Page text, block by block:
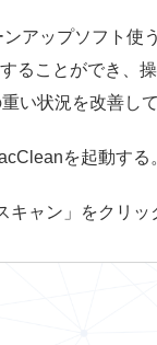
アップソフト使
ることができ、
い状況を改善し
を起動する
ャン」をクリッ